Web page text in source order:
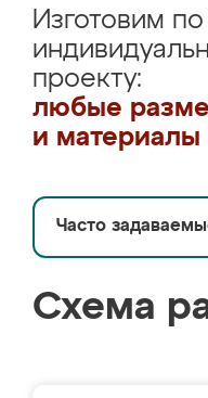
Изготовим по
проекту:
любые
и материалы
Часто
Схема